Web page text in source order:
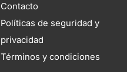
Contacto
Políticas de seguridad y
privacidad
Términos y condiciones